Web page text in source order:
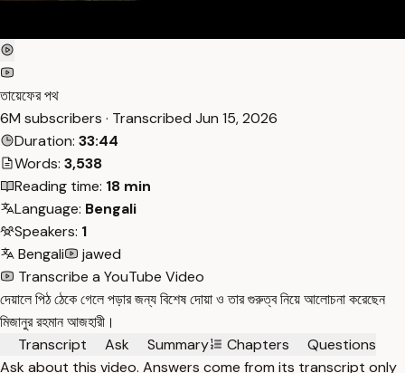
তায়েফের পথ
6M subscribers · Transcribed Jun 15, 2026
Duration: 33:44
Words: 3,538
Reading time: 18 min
Language: Bengali
Speakers: 1
Bengali
jawed
Transcribe a YouTube Video
দেয়ালে পিঠ ঠেকে গেলে পড়ার জন্য বিশেষ দোয়া ও তার গুরুত্ব নিয়ে আলোচনা করেছেন
মিজানুর রহমান আজহারী।
Transcript
Ask Summary Chapters
Questions
Ask about this video. Answers come from its transcript only